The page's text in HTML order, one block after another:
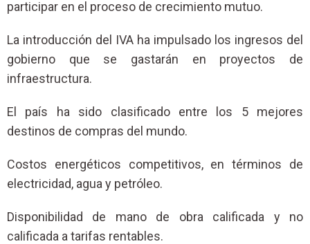
participar en el proceso de crecimiento mutuo.
La introducción del IVA ha impulsado los ingresos del
gobierno que se gastarán en proyectos de
infraestructura.
El país ha sido clasificado entre los 5 mejores
destinos de compras del mundo.
Costos energéticos competitivos, en términos de
electricidad, agua y petróleo.
Disponibilidad de mano de obra calificada y no
calificada a tarifas rentables.